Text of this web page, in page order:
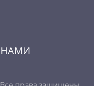
НАМИ